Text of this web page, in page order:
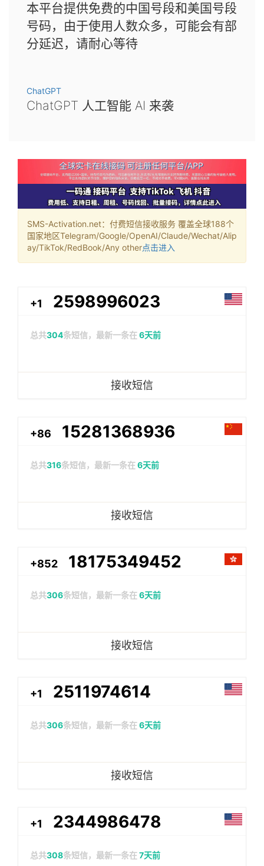
本平台提供免费的中国号段和美国号段
号码，由于使用人数众多，可能会有部
分延迟，请耐心等待
ChatGPT
ChatGPT 人工智能 AI 来袭
SMS-Activation.net：付费短信接收服务 覆盖全球188个
国家地区Telegram/Google/OpenAI/Claude/Wechat/Alip
ay/TikTok/RedBook/Any other点击进入
+1 2598996023
总共304条短信，最新一条在6天前
接收短信
+86 15281368936
总共316条短信，最新一条在6天前
接收短信
+852 18175349452
总共306条短信，最新一条在6天前
接收短信
+1 2511974614
总共306条短信，最新一条在6天前
接收短信
+1 2344986478
总共308条短信，最新一条在7天前